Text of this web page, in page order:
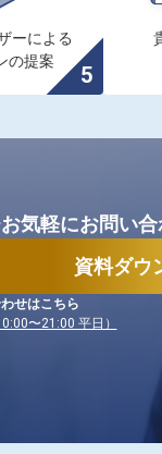
ーによる
の提案
気軽にお問い
資料ダウ
せはこちら
〜21:00 平日）